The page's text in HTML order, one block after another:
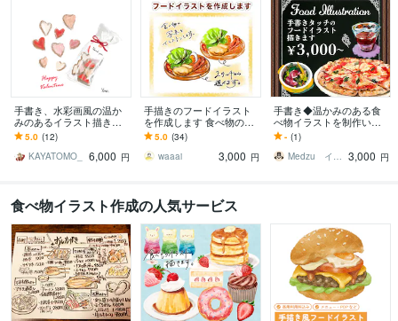
手書き、水彩画風の温か
みのあるイラスト描きま
す 雑貨、花、フード◎個
人・企業◎SNS、WEB、
カタログ、挿絵
5.0 (12)
KAYATOMO_
6,000 円
手描きのフードイラスト
を作成します 食べ物の写
真をイラスト化します。
5.0 (34)
waaai
3,000 円
手書き◆温かみのある食
べ物イラストを制作いた
します メニューやPOPを
オシャレに彩ります！
- (1)
Medzu イラスト・デザイン 3,000 円
食べ物イラスト作成の人気サービス